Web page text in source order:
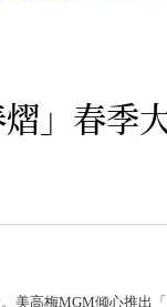
」春季
高梅MGM倾心推出